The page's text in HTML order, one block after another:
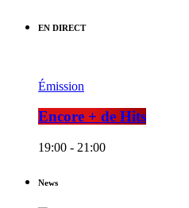
EN DIRECT
Émission
Encore + de Hits
19:00 - 21:00
News